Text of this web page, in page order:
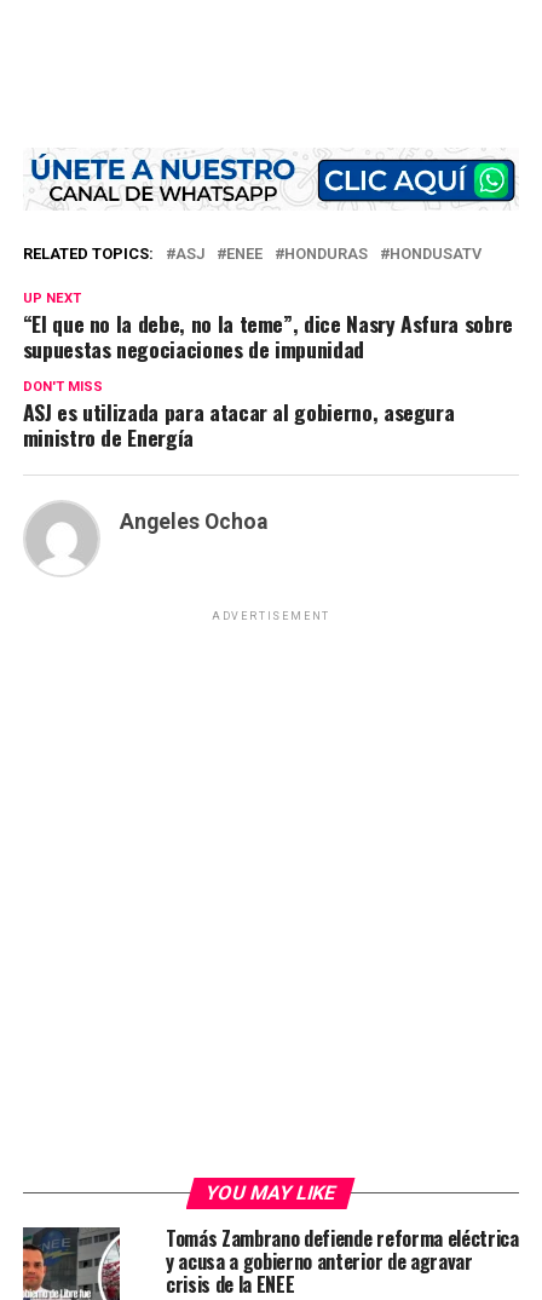
RELATED TOPICS: ASJ ENEE HONDURAS HONDUSATV
UP NEXT
“El que no la debe, no la teme”, dice Nasry Asfura sobre
supuestas negociaciones de impunidad
DON'T MISS
ASJ es utilizada para atacar al gobierno, asegura
ministro de Energía
Angeles Ochoa
ADVERTISEMENT
YOU MAY LIKE
Tomás Zambrano defiende reforma eléctrica
y acusa a gobierno anterior de agravar
crisis de la ENEE